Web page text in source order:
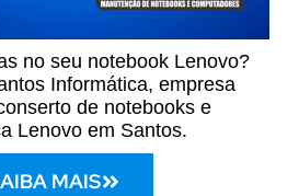
no seu notebook Lenovo?
Informática, empresa
de notebooks e
Lenovo em Santos.
MAIS